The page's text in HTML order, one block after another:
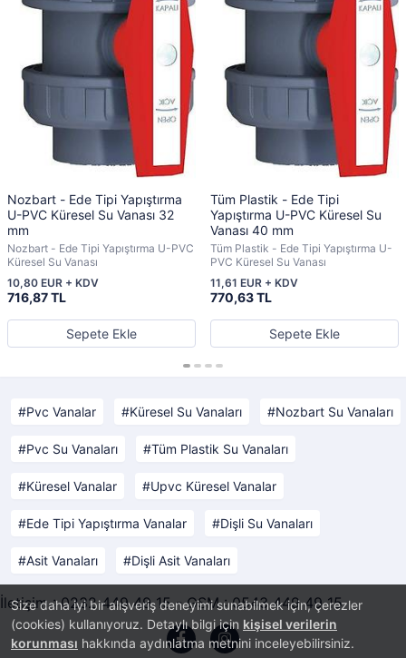
Size daha iyi bir alışveriş deneyimi sunabilmek için, çerezler
(cookies) kullanıyoruz. Detaylı bilgi için kişisel verilerin
korunması hakkında aydınlatma metnini inceleyebilirsiniz.
Nozbart - Ede Tipi Yapıştırma
U-PVC Küresel Su Vanası 32
mm
Nozbart - Ede Tipi Yapıştırma U-PVC
Küresel Su Vanası
716,87 TL
10,80 EUR + KDV
Sepete Ekle
Tüm Plastik - Ede Tipi
Yapıştırma U-PVC Küresel Su
Vanası 40 mm
Tüm Plastik - Ede Tipi Yapıştırma U-
PVC Küresel Su Vanası
770,63 TL
11,61 EUR + KDV
Sepete Ekle
Pvc Vanalar Küresel Su Vanaları Nozbart Su Vanaları
Pvc Su Vanaları Tüm Plastik Su Vanaları
Küresel Vanalar Upvc Küresel Vanalar
Ede Tipi Yapıştırma Vanalar Dişli Su Vanaları
Asit Vanaları Dişli Asit Vanaları
İletişim : 0232 449 49 15 - GSM : 0543 449 49 15